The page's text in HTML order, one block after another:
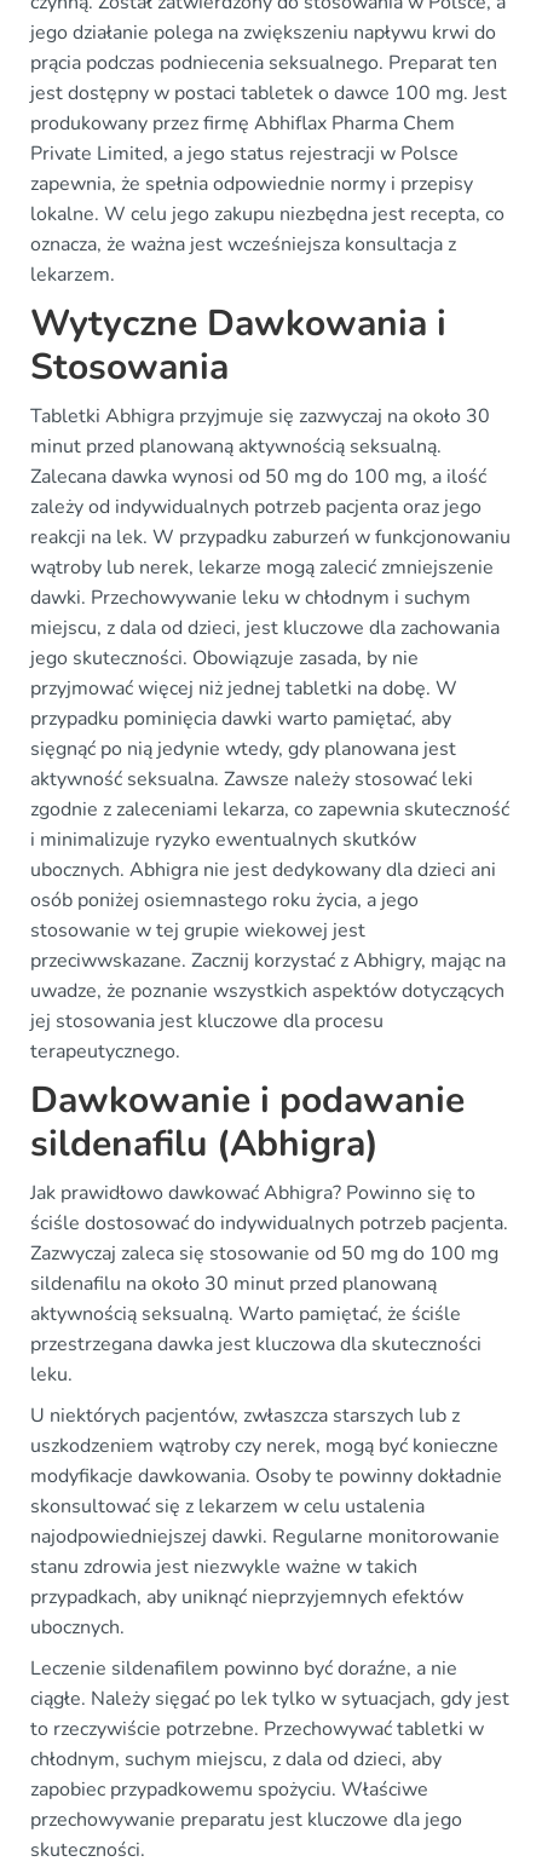
jego działanie polega na zwiększeniu napływu krwi do
prącia podczas podniecenia seksualnego. Preparat ten
jest dostępny w postaci tabletek o dawce 100 mg. Jest
produkowany przez firmę Abhiflax Pharma Chem
Private Limited, a jego status rejestracji w Polsce
zapewnia, że spełnia odpowiednie normy i przepisy
lokalne. W celu jego zakupu niezbędna jest recepta, co
oznacza, że ważna jest wcześniejsza konsultacja z
lekarzem.
Wytyczne Dawkowania i
Stosowania
Tabletki Abhigra przyjmuje się zazwyczaj na około 30
minut przed planowaną aktywnością seksualną.
Zalecana dawka wynosi od 50 mg do 100 mg, a ilość
zależy od indywidualnych potrzeb pacjenta oraz jego
reakcji na lek. W przypadku zaburzeń w funkcjonowaniu
wątroby lub nerek, lekarze mogą zalecić zmniejszenie
dawki. Przechowywanie leku w chłodnym i suchym
miejscu, z dala od dzieci, jest kluczowe dla zachowania
jego skuteczności. Obowiązuje zasada, by nie
przyjmować więcej niż jednej tabletki na dobę. W
przypadku pominięcia dawki warto pamiętać, aby
sięgnąć po nią jedynie wtedy, gdy planowana jest
aktywność seksualna. Zawsze należy stosować leki
zgodnie z zaleceniami lekarza, co zapewnia skuteczność
i minimalizuje ryzyko ewentualnych skutków
ubocznych. Abhigra nie jest dedykowany dla dzieci ani
osób poniżej osiemnastego roku życia, a jego
stosowanie w tej grupie wiekowej jest
przeciwwskazane. Zacznij korzystać z Abhigry, mając na
uwadze, że poznanie wszystkich aspektów dotyczących
jej stosowania jest kluczowe dla procesu
terapeutycznego.
Dawkowanie i podawanie
sildenafilu (Abhigra)
Jak prawidłowo dawkować Abhigra? Powinno się to
ściśle dostosować do indywidualnych potrzeb pacjenta.
Zazwyczaj zaleca się stosowanie od 50 mg do 100 mg
sildenafilu na około 30 minut przed planowaną
aktywnością seksualną. Warto pamiętać, że ściśle
przestrzegana dawka jest kluczowa dla skuteczności
leku.
U niektórych pacjentów, zwłaszcza starszych lub z
uszkodzeniem wątroby czy nerek, mogą być konieczne
modyfikacje dawkowania. Osoby te powinny dokładnie
skonsultować się z lekarzem w celu ustalenia
najodpowiedniejszej dawki. Regularne monitorowanie
stanu zdrowia jest niezwykle ważne w takich
przypadkach, aby uniknąć nieprzyjemnych efektów
ubocznych.
Leczenie sildenafilem powinno być doraźne, a nie
ciągłe. Należy sięgać po lek tylko w sytuacjach, gdy jest
to rzeczywiście potrzebne. Przechowywać tabletki w
chłodnym, suchym miejscu, z dala od dzieci, aby
zapobiec przypadkowemu spożyciu. Właściwe
przechowywanie preparatu jest kluczowe dla jego
skuteczności.